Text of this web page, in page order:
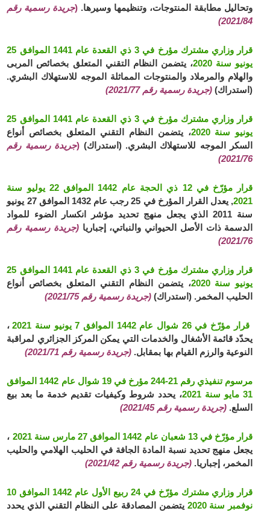
وتحاليل مطابقة المنتوجات، وتنظيمها وسيرها. (جريدة رسمية رقم
2021/84)
قرار وزاري مشترك مؤرخ في 3 ذي القعدة عام 1441 الموافق 25
يونيو سنة 2020
، يتضمن النظام التقني المتعلق بخصائص المربى
والهلام والمرملاد والمنتوجات المماثلة الموجه للاستهلاك البشري.
(استدراك) (جريدة رسمية رقم 2021/77)
قرار وزاري مشترك مؤرخ في 3 ذي القعدة عام 1441 الموافق 25
يونيو سنة 2020
، يتضمن النظام التقني المتعلق بخصائص أنواع
السكر الموجه للاستهلاك البشري. (استدراك) (جريدة رسمية رقم
2021/76)
قرار مؤرّخ في 12 ذي الحجة عام 1442 الموافق 22 يوليو سنة
2021
, يعدل القرار المؤرخ في 25 رجب عام 1432 الموافق 27 يونيو
سنة 2011 الذي يجعل منهج تحديد مؤشر انكسار الضوء للمواد
الدسمة ذات الأصل الحيواني والنباتي، إجباريا(جريدة رسمية رقم
2021/76)
قرار وزاري مشترك مؤرخ في 3 ذي القعدة عام 1441 الموافق 25
يونيو سنة 2020
، يتضمن النظام التقني المتعلق بخصائص أنواع
الحليب المخمر. (استدراك) (جريدة رسمية رقم 2021/75)
قرار مؤرّخ في 26 شوال عام 1442 الموافق 7 يونيو سنة 2021
،
يحدّد قائمة الأشغال والخدمات التي يمكن المركز الجزائري لمراقبة
النوعية والرزم القيام بها بمقابل. (جريدة رسمية رقم 2021/71)
مرسوم تنفيذي رقم 21-244 مؤرخ في 19 شوال عام 1442 الموافق
31 مايو سنة 2021
، يحدد شروط وكيفيات تقديم خدمة ما بعد بيع
السلع. (جريدة رسمية رقم 2021/45)
قرار مؤرّخ في 13 شعبان عام 1442 الموافق 27 مارس سنة 2021
،
يجعل منهج تحديد نسبة المادة الجافة في الحليب الهلامي والحليب
المخمر، إجباريا. (جريدة رسمية رقم 2021/42)
قرار وزاري مشترك مؤرّخ في 24 ربيع الأول عام 1442 الموافق 10
نوفمبر سنة 2020
يتضمن المصادقة على النظام التقني الذي يحدد